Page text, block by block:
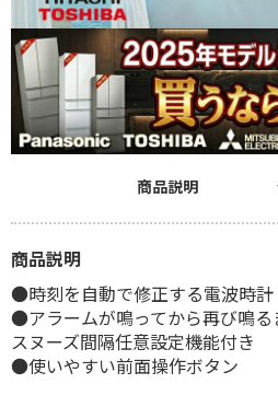
商品説明
商品説明
●時刻を自動で修正する電波時計
●アラームが鳴ってから再び鳴る
スヌーズ間隔任意設定機能付き
●使いやすい前面操作ボタン